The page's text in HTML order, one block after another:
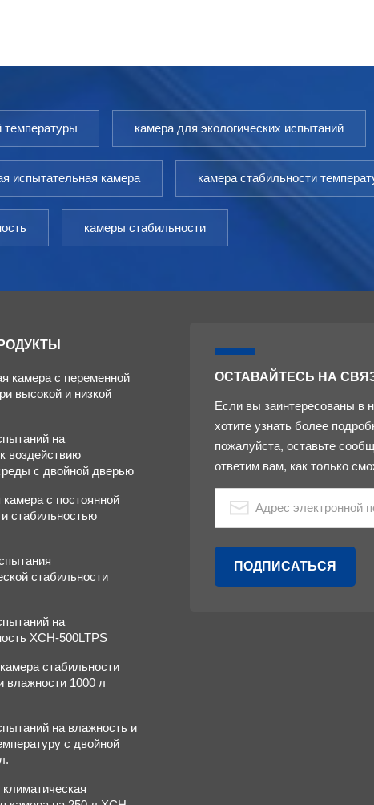
температуры камера для экологических испытаний
испытательная камера камера стабильности
камеры стабильности
камера с переменной
высокой и низкой
на
воздействию
с двойной дверью
с постоянной
стабильностью
стабильности
на
XCH-500LTPS
стабильности
влажности 1000 л
на влажность и
с двойной
ОСТАВАЙТЕСЬ НА
Если вы заинтересованы в
хотите узнать более
пожалуйста, оставьте
ответим вам, как только